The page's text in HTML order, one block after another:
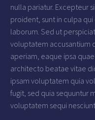
nulla pariatur. Excepteur
proident, sunt in culpa
laborum. Sed ut
voluptatem accusantium
aperiam, eaque ipsa
architecto beatae vitae
ipsam voluptatem quia
fugit, sed quia sequuntur
voluptatem sequi